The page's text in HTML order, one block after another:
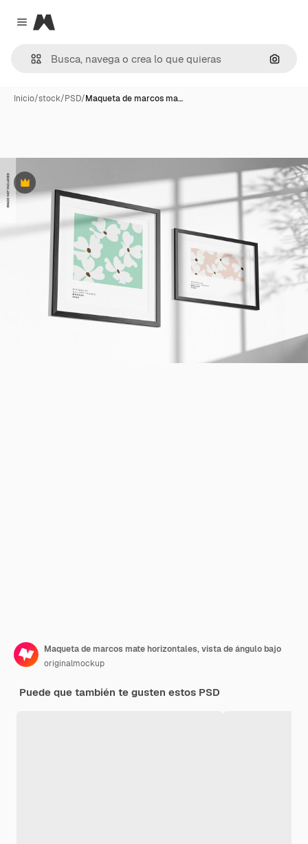
Close menu
Magnific
Inicio/stock/PSD/Maqueta de marcos ma…
Premium
Maqueta de marcos mate horizontales, vista de ángulo bajo
originalmockup
Puede que también te gusten estos PSD